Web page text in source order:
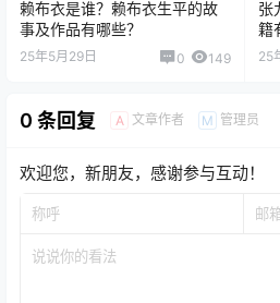
赖布衣是谁？赖布衣生平的故
事及作品有哪些？
25年5月29日 0 149
张
籍
25
0 条回复 A 文章作者 M 管理员
欢迎您，新朋友，感谢参与互动！